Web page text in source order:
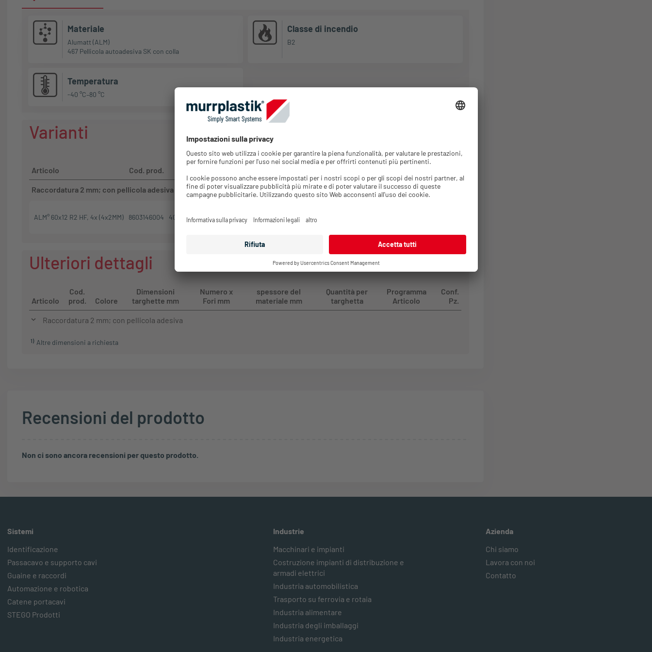
Materiale
Alumatt (ALM)
467 Pellicola autoadesiva SK con colla
Classe di incendio
B2
Temperatura
-40 °C–80 °C
Varianti
Articolo Cod. prod.
Conf.
Quantità
Raccordatura 2 mm; con pellicola adesiva
ALM° 60x12 R2 HF, 4x (4x2MM) 8603146004 4045005263407
/ Argento
80
Ulteriori dettagli
Articolo
Cod.
prod.
Colore
Dimensioni
targhette mm
Numero x
Fori mm
spessore del
materiale mm
Quantità per
targhetta
Programma
Articolo
Conf.
Pz.
Raccordatura 2 mm; con pellicola adesiva
1) Altre dimensioni a richiesta
Recensioni del prodotto
Non ci sono ancora recensioni per questo prodotto.
Sistemi
Identificazione
Passacavo e supporto cavi
Guaine e raccordi
Automazione e robotica
Catene portacavi
STEGO Prodotti
Industrie
Macchinari e impianti
Costruzione impianti di distribuzione e
armadi elettrici
Industria automobilistica
Trasporto su ferrovia e rotaia
Industria alimentare
Industria degli imballaggi
Industria energetica
Azienda
Chi siamo
Lavora con noi
Contatto